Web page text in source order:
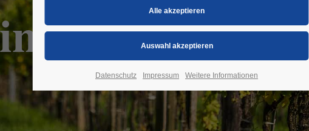
Datenschutz Impressum Weitere Informationen